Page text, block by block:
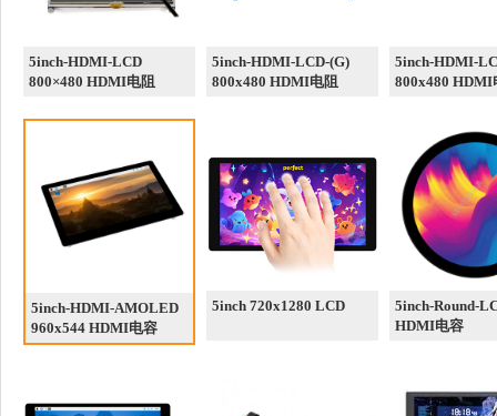
5inch-HDMI-LCD
800×480 HDMI电阻
5inch-HDMI-LCD-(G)
800x480 HDMI电阻
5inch-HDMI-
800x480 HDMI
5inch-HDMI-AMOLED
960x544 HDMI电容
5inch 720x1280 LCD
5inch-Round-
HDMI电容